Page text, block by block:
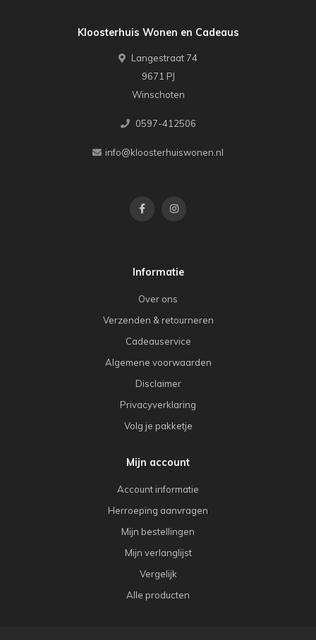
Kloosterhuis Wonen en Cadeaus
Langestraat 74
9671 PJ
Winschoten
0597-412506
info@kloosterhuiswonen.nl
Informatie
Over ons
Verzenden & retourneren
Cadeauservice
Algemene voorwaarden
Disclaimer
Privacyverklaring
Volg je pakketje
Mijn account
Account informatie
Herroeping aanvragen
Mijn bestellingen
Mijn verlanglijst
Vergelijk
Alle producten